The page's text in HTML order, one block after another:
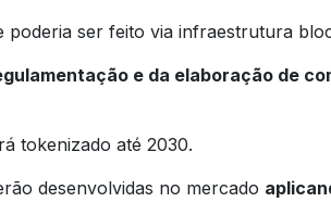
ser feito via infraestrutura
e da elaboração de
tokenizado até 2030.
desenvolvidas no mercado